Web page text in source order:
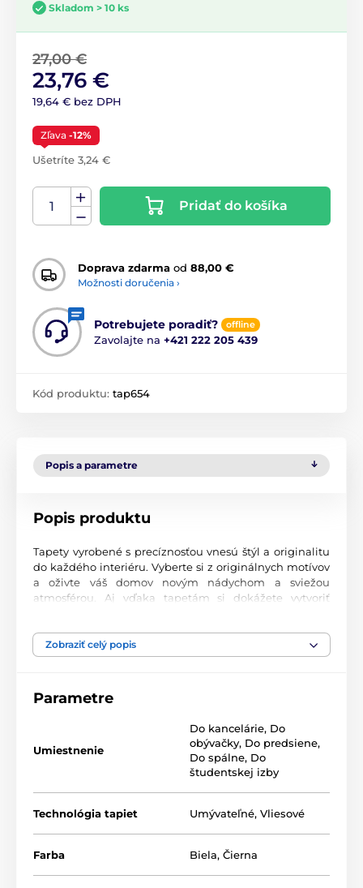
Skladom > 10 ks
27,00 €
23,76 €
19,64 € bez DPH
Zľava -12%
Ušetríte 3,24 €
Pridať do košíka
Doprava zdarma od 88,00 €
Možnosti doručenia ›
Potrebujete poradiť? offline
Zavolajte na +421 222 205 439
Kód produktu: tap654
Popis a parametre
Popis produktu
Tapety vyrobené s precíznosťou vnesú štýl a originalitu
do každého interiéru. Vyberte si z originálnych motívov
a oživte váš domov novým nádychom a sviežou
atmosférou. Aj vďaka tapetám si dokážete vytvoriť
Najvyššia kvalita tlače
miestnosti. Tlačia sa na kvalitný vlies s jemným
technológii sa vyznačujú výbornou odolnosťou a
farebnou stálosťou.
výška)
Tapety sú vyrábané v rôznych veľkostiach, pričom každá
z nich pozostáva z pásov širokých 49 cm.
Zobraziť celý popis
Parametre
Umiestnenie
Do kancelárie, Do
obývačky, Do predsiene,
Do spálne, Do
študentskej izby
Technológia tapiet Umývateľné, Vliesové
Farba Biela, Čierna